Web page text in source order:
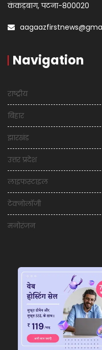
कंकड़बाग, पटना-800020
Navigation
राष्ट्रीय
बिहार
झारखंड
उत्तर प्रदेश
लाइफस्टाइल
टेक्नोलॉजी
मनोरंजन